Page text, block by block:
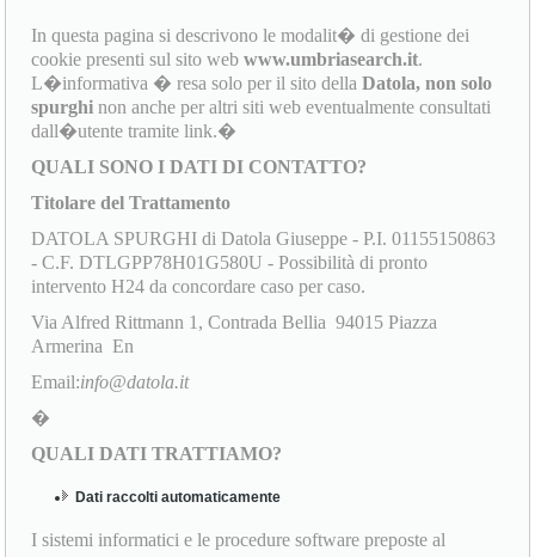
In questa pagina si descrivono le modalit� di gestione dei
cookie presenti sul sito webwww.umbriasearch.it.
L�informativa � resa solo per il sito dellaDatola, non solo
spurghi non anche per altri siti web eventualmente consultati
dall�utente tramite link.�
QUALI SONO I DATI DI CONTATTO?
Titolare del Trattamento
DATOLA SPURGHI di Datola Giuseppe - P.I. 01155150863
- C.F. DTLGPP78H01G580U - Possibilità di pronto
intervento H24 da concordare caso per caso.
Via Alfred Rittmann 1, Contrada Bellia 94015 Piazza
Armerina En
Email:info@datola.it
�
QUALI DATI TRATTIAMO?
Dati raccolti automaticamente
I sistemi informatici e le procedure software preposte al